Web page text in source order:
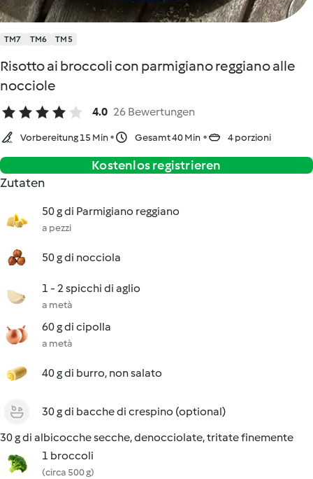
TM7 TM6 TM5
Risotto ai broccoli con parmigiano reggiano alle
nocciole
4.0 26 Bewertungen
Vorbereitung 15 Min Gesamt 40 Min 4 porzioni
Kostenlos registrieren
Zutaten
50 g di Parmigiano reggiano
a pezzi
50 g di nocciola
1 - 2 spicchi di aglio
a metà
60 g di cipolla
a metà
40 g di burro, non salato
30 g di bacche di crespino (optional)
30 g di albicocche secche, denocciolate, tritate finemente
1 broccoli
(circa 500 g)